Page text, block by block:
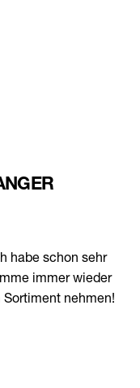
habe schon sehr
immer wieder
nehmen!